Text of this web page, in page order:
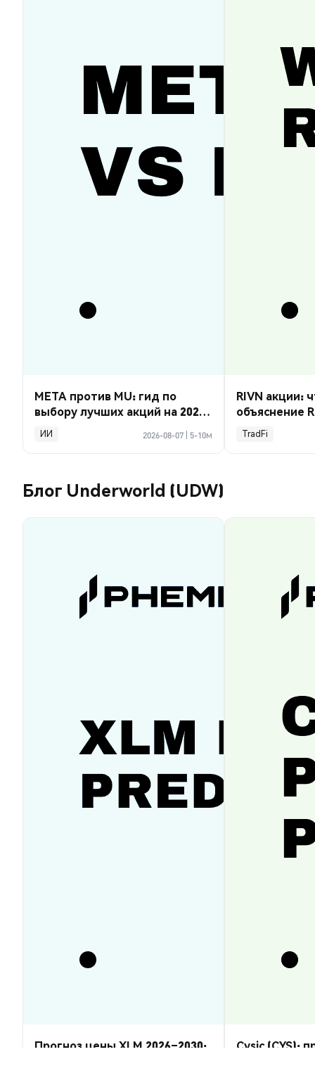
META против MU: гид по
выбору лучших акций на 2026
год
ИИ 2026-08-07 5-10м
RIVN акции:
объяснение
TradFi
Блог Underworld (UDW)
Прогноз цены XLM 2026–2030:
Cysic (CYS):